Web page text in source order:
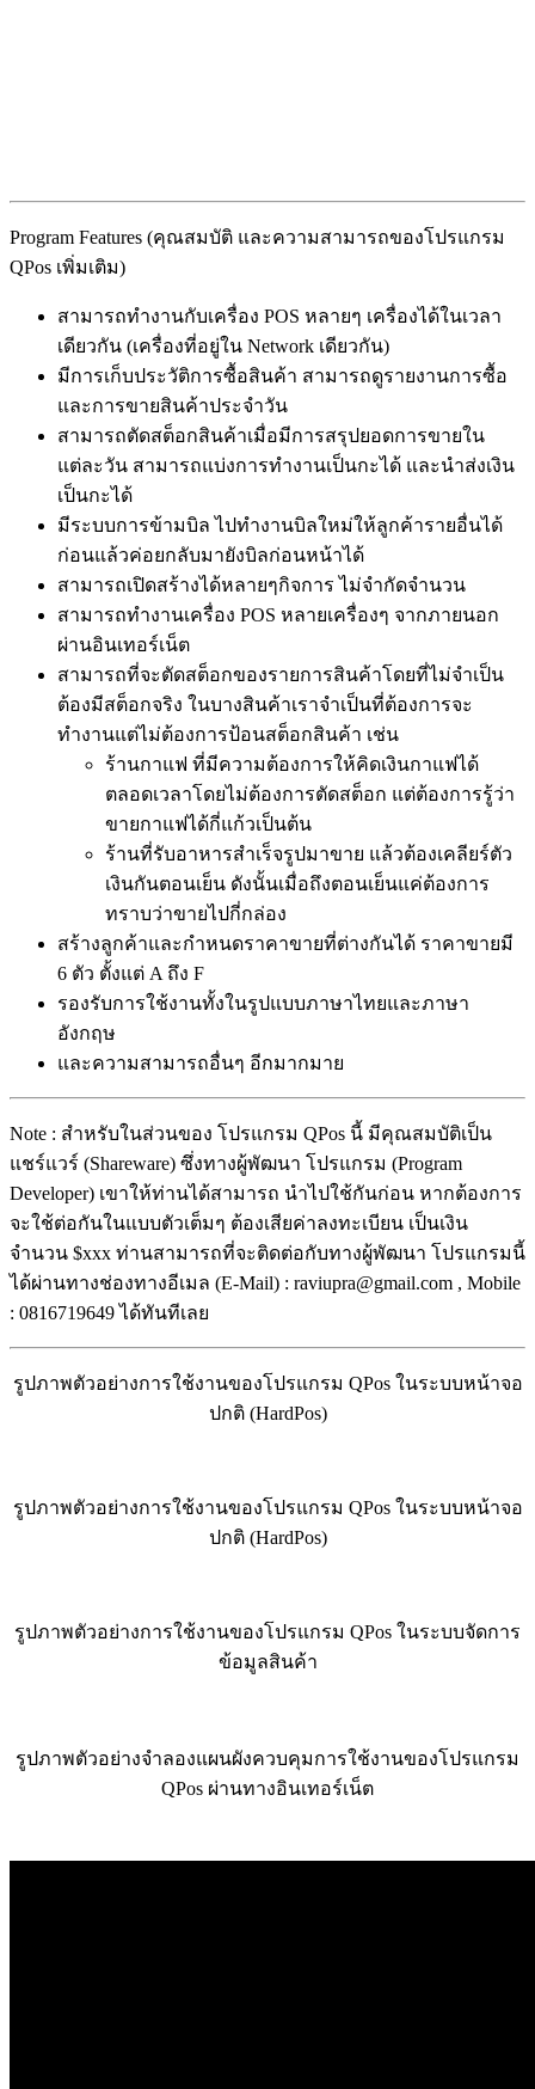
Program Features (คุณสมบัติ และความสามารถของโปรแกรม
QPos เพิ่มเติม)
สามารถทำงานกับเครื่อง POS หลายๆ เครื่องได้ในเวลา
เดียวกัน (เครื่องที่อยู่ใน Network เดียวกัน)
มีการเก็บประวัติการซื้อสินค้า สามารถดูรายงานการซื้อ
และการขายสินค้าประจำวัน
สามารถตัดสต็อกสินค้าเมื่อมีการสรุปยอดการขายใน
แต่ละวัน สามารถแบ่งการทำงานเป็นกะได้ และนำส่งเงิน
เป็นกะได้
มีระบบการข้ามบิล ไปทำงานบิลใหม่ให้ลูกค้ารายอื่นได้
ก่อนแล้วค่อยกลับมายังบิลก่อนหน้าได้
สามารถเปิดสร้างได้หลายๆกิจการ ไม่จำกัดจำนวน
สามารถทำงานเครื่อง POS หลายเครื่องๆ จากภายนอก
ผ่านอินเทอร์เน็ต
สามารถที่จะตัดสต็อกของรายการสินค้าโดยที่ไม่จำเป็น
ต้องมีสต็อกจริง ในบางสินค้าเราจำเป็นที่ต้องการจะ
ทำงานแต่ไม่ต้องการป้อนสต็อกสินค้า เช่น
ร้านกาแฟ ที่มีความต้องการให้คิดเงินกาแฟได้
ตลอดเวลาโดยไม่ต้องการตัดสต็อก แต่ต้องการรู้ว่า
ขายกาแฟได้กี่แก้วเป็นต้น
ร้านที่รับอาหารสำเร็จรูปมาขาย แล้วต้องเคลียร์ตัว
เงินกันตอนเย็น ดังนั้นเมื่อถึงตอนเย็นแค่ต้องการ
ทราบว่าขายไปกี่กล่อง
สร้างลูกค้าและกำหนดราคาขายที่ต่างกันได้ ราคาขายมี
6 ตัว ตั้งแต่ A ถึง F
รองรับการใช้งานทั้งในรูปแบบภาษาไทยและภาษา
อังกฤษ
และความสามารถอื่นๆ อีกมากมาย
Note : สำหรับในส่วนของ โปรแกรม QPos นี้ มีคุณสมบัติเป็น
แชร์แวร์ (Shareware) ซึ่งทางผู้พัฒนา โปรแกรม (Program
Developer) เขาให้ท่านได้สามารถ นำไปใช้กันก่อน หากต้องการ
จะใช้ต่อกันในแบบตัวเต็มๆ ต้องเสียค่าลงทะเบียน เป็นเงิน
จำนวน $xxx ท่านสามารถที่จะติดต่อกับทางผู้พัฒนา โปรแกรมนี้
ได้ผ่านทางช่องทางอีเมล (E-Mail) : raviupra@gmail.com , Mobile
: 0816719649 ได้ทันทีเลย
รูปภาพตัวอย่างการใช้งานของโปรแกรม QPos ในระบบหน้าจอ
ปกติ (HardPos)
รูปภาพตัวอย่างการใช้งานของโปรแกรม QPos ในระบบหน้าจอ
ปกติ (HardPos)
รูปภาพตัวอย่างการใช้งานของโปรแกรม QPos ในระบบจัดการ
ข้อมูลสินค้า
รูปภาพตัวอย่างจำลองแผนผังควบคุมการใช้งานของโปรแกรม
QPos ผ่านทางอินเทอร์เน็ต